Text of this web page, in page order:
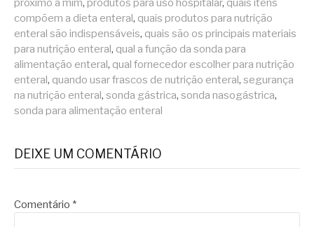
próximo a mim, produtos para uso hospitalar, quais itens
compõem a dieta enteral, quais produtos para nutrição
enteral são indispensáveis, quais são os principais materiais
para nutrição enteral, qual a função da sonda para
alimentação enteral, qual fornecedor escolher para nutrição
enteral, quando usar frascos de nutrição enteral, segurança
na nutrição enteral, sonda gástrica, sonda nasogástrica,
sonda para alimentação enteral
DEIXE UM COMENTÁRIO
Comentário *